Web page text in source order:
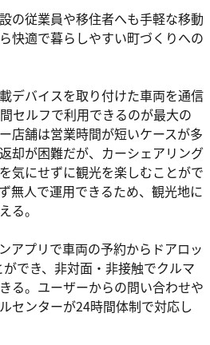
の従業員や移住者へも手軽な移動
快適で暮らしやすい町づくりへの
デバイスを取り付けた車両を通信
セルフで利用できるのが最大の
店舗は営業時間が短いケースが多
却が困難だが、カーシェアリング
気にせずに観光を楽しむことがで
無人で運用できるため、観光地に
る。
アプリで車両の予約からドアロッ
でき、非対面・非接触でクルマ
る。ユーザーからの問い合わせや
センターが24時間体制で対応し